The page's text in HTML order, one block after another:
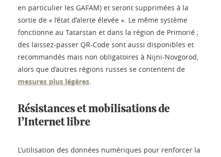
en particulier les GAFAM) et seront supprimées à la
sortie de « l’état d’alerte élevée ». Le même système
fonctionne au Tatarstan et dans la région de Primorié ;
des laissez-passer QR-Code sont aussi disponibles et
recommandés mais non obligatoires à Nijni-Novgorod,
alors que d’autres régions russes se contentent de
mesures plus légères.
Résistances et mobilisations de
l’Internet libre
L’utilisation des données numériques pour renforcer la